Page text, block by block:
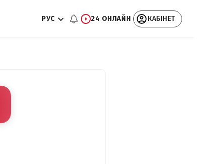
РУС 24 ОНЛАЙН КАБІНЕТ